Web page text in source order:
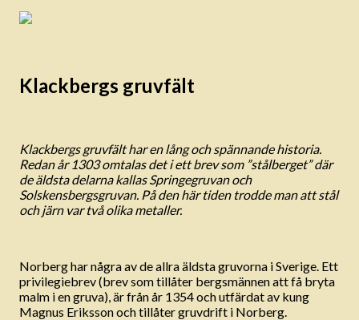
Klackbergs gruvfält
Klackbergs gruvfält har en lång och spännande historia.
Redan år 1303 omtalas det i ett brev som ”stålberget” där
de äldsta delarna kallas Springegruvan och
Solskensbergsgruvan. På den här tiden trodde man att stål
och järn var två olika metaller.
Norberg har några av de allra äldsta gruvorna i Sverige. Ett
privilegiebrev (brev som tillåter bergsmännen att få bryta
malm i en gruva), är från år 1354 och utfärdat av kung
Magnus Eriksson och tillåter gruvdrift i Norberg.